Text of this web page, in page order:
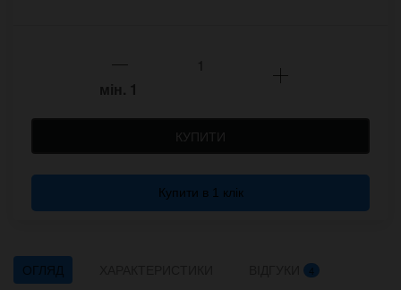
мін. 1
КУПИТИ
Купити в 1 клік
ОГЛЯД 4